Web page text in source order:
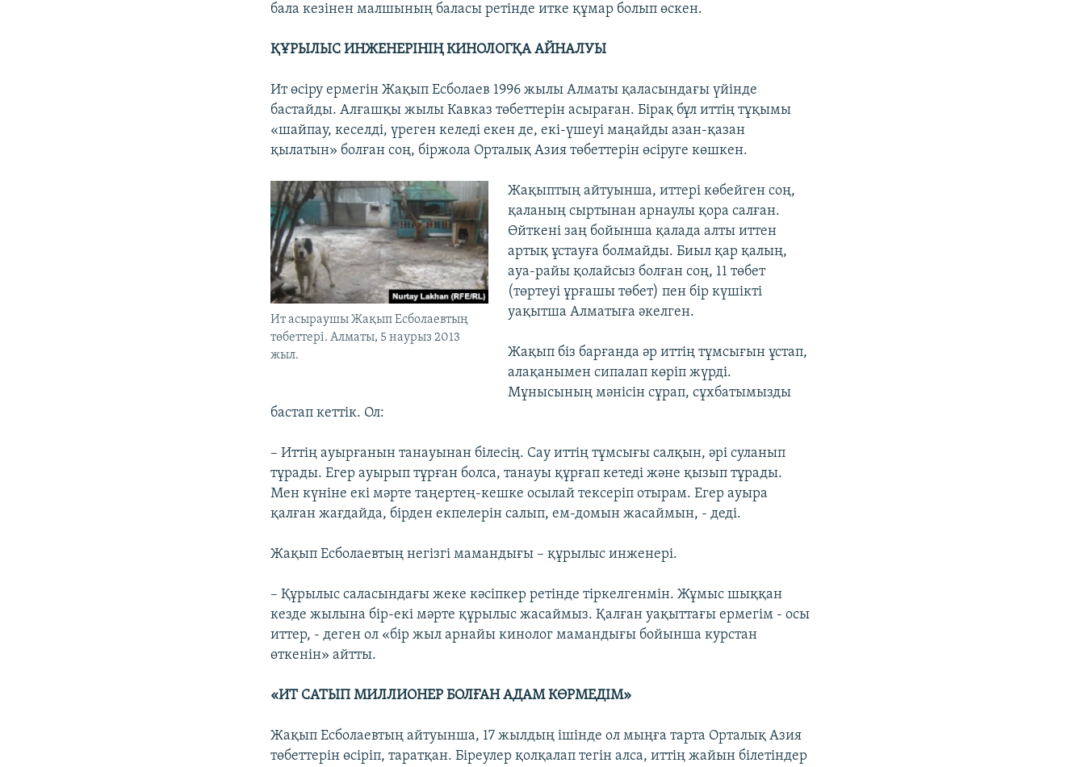
бала кезінен малшының баласы ретінде итке құмар болып өскен.
ҚҰРЫЛЫС ИНЖЕНЕРІНІҢ КИНОЛОГҚА АЙНАЛУЫ
Ит өсіру ермегін Жақып Есболаев 1996 жылы Алматы қаласындағы үйінде
бастайды. Алғашқы жылы Кавказ төбеттерін асыраған. Бірақ бұл иттің тұқымы
«шайпау, кеселді, үреген келеді екен де, екі-үшеуі маңайды азан-қазан
қылатын» болған соң, біржола Орталық Азия төбеттерін өсіруге көшкен.
Ит асыраушы Жақып Есболаевтың
төбеттері. Алматы, 5 наурыз 2013
жыл.
Жақыптың айтуынша, иттері көбейген соң,
қаланың сыртынан арнаулы қора салған.
Өйткені заң бойынша қалада алты иттен
артық ұстауға болмайды. Биыл қар қалың,
ауа-райы қолайсыз болған соң, 11 төбет
(төртеуі ұрғашы төбет) пен бір күшікті
уақытша Алматыға әкелген.
Жақып біз барғанда әр иттің тұмсығын ұстап,
алақанымен сипалап көріп жүрді.
Мұнысының мәнісін сұрап, сұхбатымызды
бастап кеттік. Ол:
– Иттің ауырғанын танауынан білесің. Сау иттің тұмсығы салқын, әрі суланып
тұрады. Егер ауырып тұрған болса, танауы құрғап кетеді және қызып тұрады.
Мен күніне екі мәрте таңертең-кешке осылай тексеріп отырам. Егер ауыра
қалған жағдайда, бірден екпелерін салып, ем-домын жасаймын, - деді.
Жақып Есболаевтың негізгі мамандығы – құрылыс инженері.
– Құрылыс саласындағы жеке кәсіпкер ретінде тіркелгенмін. Жұмыс шыққан
кезде жылына бір-екі мәрте құрылыс жасаймыз. Қалған уақыттағы ермегім - осы
иттер, - деген ол «бір жыл арнайы кинолог мамандығы бойынша курстан
өткенін» айтты.
«ИТ САТЫП МИЛЛИОНЕР БОЛҒАН АДАМ КӨРМЕДІМ»
Жақып Есболаевтың айтуынша, 17 жылдың ішінде ол мыңға тарта Орталық Азия
төбеттерін өсіріп, таратқан. Біреулер қолқалап тегін алса, иттің жайын білетіндер